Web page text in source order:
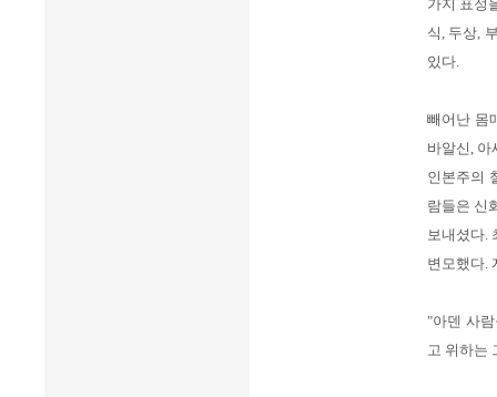
가지 표정
식, 두상,
있다.
빼어난 몸
바알신, 아
인본주의
람들은 신
보내셨다.
변모했다.
"아덴 사
고 위하는